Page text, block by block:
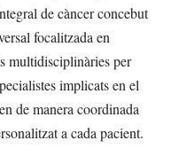
de càncer concebut
focalitzada en
multidisciplinàries per
implicats en el
de manera coordinada
a cada pacient.